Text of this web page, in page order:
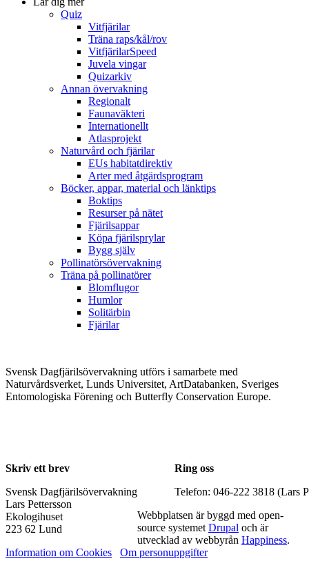
Quiz
Vitfjärilar
Träna raps/kål/rov
VitfjärilarSpeed
Juvela vingar
Quizarkiv
Annan övervakning
Regionalt
Faunaväkteri
Internationellt
Atlasprojekt
Naturvård och fjärilar
EUs habitatdirektiv
Arter med åtgärdsprogram
Böcker, appar, material och länktips
Boktips
Resurser på nätet
Fjärilsappar
Köpa fjärilsprylar
Bygg själv
Pollinatörsövervakning
Träna på pollinatörer
Blomflugor
Humlor
Solitärbin
Fjärilar
Svensk Dagfjärilsövervakning utförs i samarbete med
Naturvårdsverket, Lunds Universitet, ArtDatabanken, Sveriges
Entomologiska Förening och Butterfly Conservation Europe.
Skriv ett brev
Svensk Dagfjärilsövervakning
Lars Pettersson
Ekologihuset
223 62 Lund
Ring oss
Telefon: 046-222 3818 (Lars
Webbplatsen är byggd med open-
source systemet Drupal och är
utvecklad av webbyrån Happiness.
Information om Cookies
Om personuppgifter